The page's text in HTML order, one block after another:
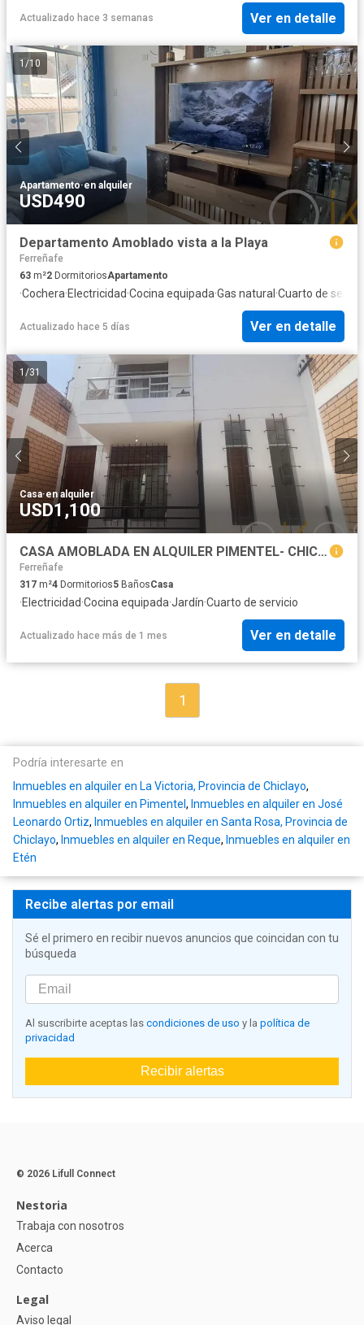
Actualizado hace 3 semanas Ver en detalle
1 /10
Apartamento·en alquiler
USD490
Departamento Amoblado vista a la Playa
Ferreñafe
63 m²2 DormitoriosApartamento
·Cochera·Electricidad·Cocina equipada·Gas natural ·Cuarto de
Actualizado hace 5 días Ver en detalle
1 /31
Casa·en alquiler
USD1,100
CASA AMOBLADA EN ALQUILER PIMENTEL- CHICLAYO
Ferreñafe
317 m²4 Dormitorios5 BañosCasa
·Electricidad·Cocina equipada·Jardín·Cuarto de servicio
Actualizado hace más de 1 mes Ver en detalle
1
Podría interesarte en
Inmuebles en alquiler en La Victoria, Provincia de Chiclayo,
Inmuebles en alquiler en Pimentel , Inmuebles en alquiler en José
Leonardo Ortiz, Inmuebles en alquiler en Santa Rosa, Provincia de
Chiclayo, Inmuebles en alquiler en Reque, Inmuebles en alquiler en
Etén
Recibe alertas por email
Sé el primero en recibir nuevos anuncios que coincidan con tu
búsqueda
Al suscribirte aceptas las condiciones de uso y la política de
privacidad
Recibir alertas
© 2026 Lifull Connect
Nestoria
Trabaja con nosotros
Acerca
Contacto
Legal
Aviso legal